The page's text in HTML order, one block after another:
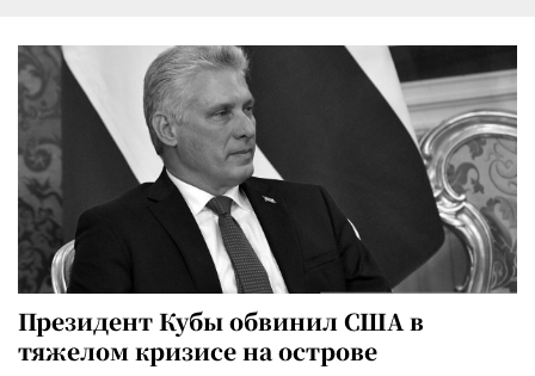
Президент Кубы обвинил США в
тяжелом кризисе на острове